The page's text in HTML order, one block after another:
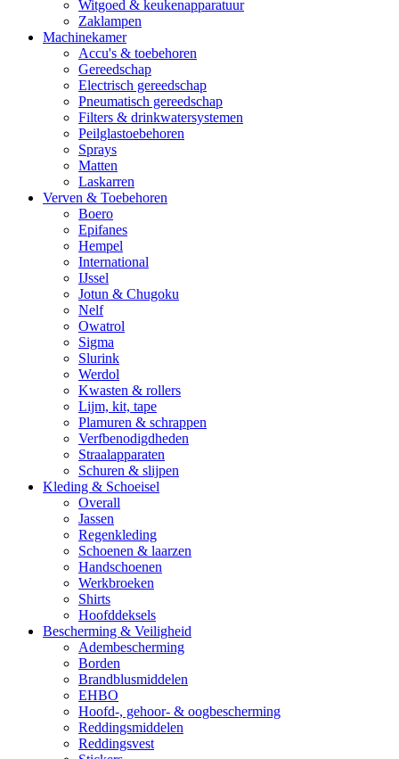
Witgoed & keukenapparatuur
Zaklampen
Machinekamer
Accu's & toebehoren
Gereedschap
Electrisch gereedschap
Pneumatisch gereedschap
Filters & drinkwatersystemen
Peilglastoebehoren
Sprays
Matten
Laskarren
Verven & Toebehoren
Boero
Epifanes
Hempel
International
IJssel
Jotun & Chugoku
Nelf
Owatrol
Sigma
Slurink
Werdol
Kwasten & rollers
Lijm, kit, tape
Plamuren & schrappen
Verfbenodigdheden
Straalapparaten
Schuren & slijpen
Kleding & Schoeisel
Overall
Jassen
Regenkleding
Schoenen & laarzen
Handschoenen
Werkbroeken
Shirts
Hoofddeksels
Bescherming & Veiligheid
Adembescherming
Borden
Brandblusmiddelen
EHBO
Hoofd-, gehoor- & oogbescherming
Reddingsmiddelen
Reddingsvest